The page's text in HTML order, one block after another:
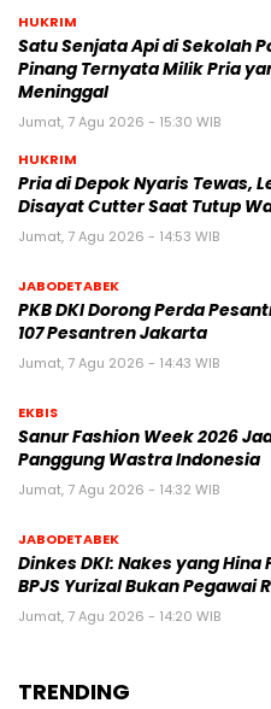
HUKRIM
Satu Senjata Api di Sekolah
Pinang Ternyata Milik Pria
Meninggal
Jumat, 7 Agu 2026 - 15:30 WIB
HUKRIM
Pria di Depok Nyaris Tewas,
Disayat Cutter Saat Tutup
Jumat, 7 Agu 2026 - 14:53 WIB
JABODETABEK
PKB DKI Dorong Perda
107 Pesantren Jakarta
Jumat, 7 Agu 2026 - 14:43 WIB
EKBIS
Sanur Fashion Week 2026
Panggung Wastra Indonesia
Jumat, 7 Agu 2026 - 14:32 WIB
JABODETABEK
Dinkes DKI: Nakes yang Hina
BPJS Yurizal Bukan Pegawai
Jumat, 7 Agu 2026 - 14:20 WIB
TRENDING